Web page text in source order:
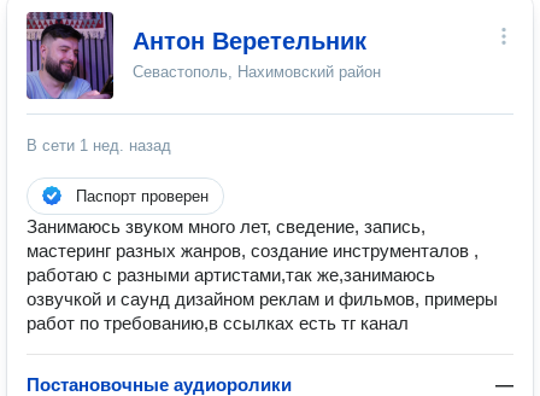
Антон Веретельник
Севастополь, Нахимовский район
В сети 1 нед. назад
Паспорт проверен
Занимаюсь звуком много лет, сведение, запись,
мастеринг разных жанров, создание инструменталов ,
работаю с разными артистами,так же,занимаюсь
озвучкой и саунд дизайном реклам и фильмов, примеры
работ по требованию,в ссылках есть тг канал
Постановочные аудиоролики —